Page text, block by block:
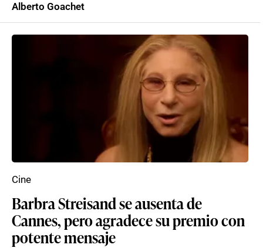
Alberto Goachet
Barbra Streisand se ausenta de
Cannes, pero agradece su premio con
potente mensaje
Cine